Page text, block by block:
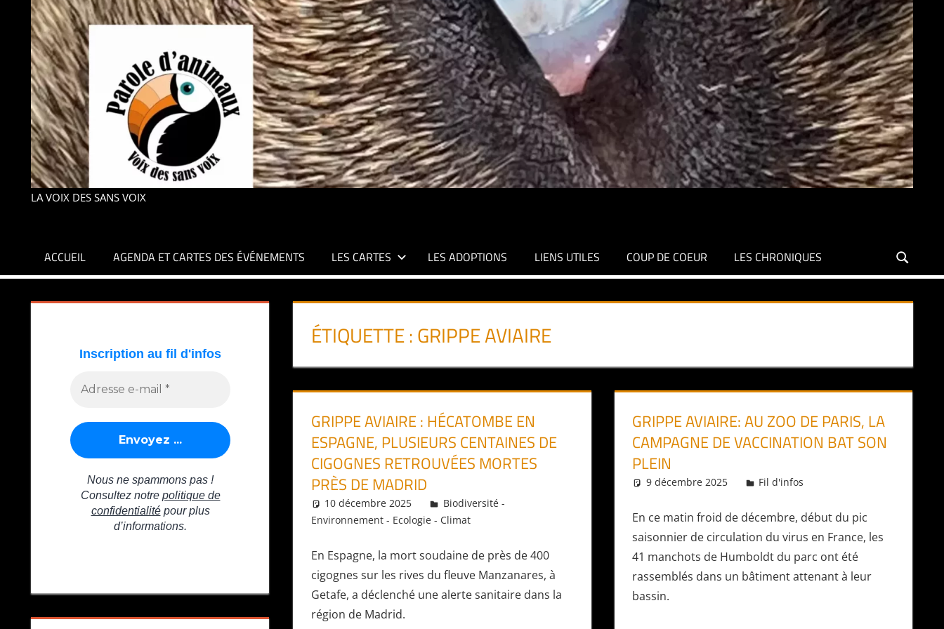
LA VOIX DES SANS VOIX
ACCUEIL AGENDA ET CARTES DES ÉVÉNEMENTS LES CARTES LES ADOPTIONS LIENS UTILES COUP DE COEUR LES CHRONIQUES
ÉTIQUETTE :GRIPPE AVIAIRE
GRIPPE AVIAIRE : HÉCATOMBE EN
ESPAGNE, PLUSIEURS CENTAINES DE
CIGOGNES RETROUVÉES MORTES
PRÈS DE MADRID
10 décembre 2025 Daniel
Biodiversité -
Environnement - Ecologie - Climat
En Espagne, la mort soudaine de près de 400
cigognes sur les rives du fleuve Manzanares, à
Getafe, a déclenché une alerte sanitaire dans la
région de Madrid.
GRIPPE AVIAIRE: AU ZOO DE PARIS, LA
CAMPAGNE DE VACCINATION BAT SON
PLEIN
9 décembre 2025 Daniel
Fil d'infos
En ce matin froid de décembre, début du pic
saisonnier de circulation du virus en France, les
41 manchots de Humboldt du parc ont été
rassemblés dans un bâtiment attenant à leur
bassin.